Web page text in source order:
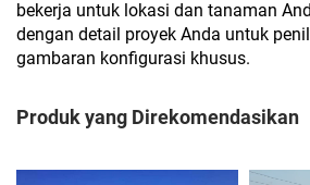
bekerja untuk lokasi dan tanaman
dengan detail proyek Anda untuk
gambaran konfigurasi khusus.
Produk yang Direkomendasikan